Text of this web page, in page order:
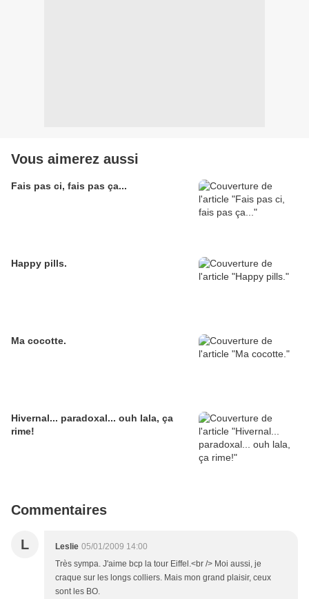
Vous aimerez aussi
Fais pas ci, fais pas ça...
Happy pills.
Ma cocotte.
Hivernal... paradoxal... ouh lala, ça
rime!
Commentaires
L Leslie 05/01/2009 14:00
Très sympa. J'aime bcp la tour Eiffel.<br /> Moi aussi, je
craque sur les longs colliers. Mais mon grand plaisir, ceux
sont les BO.